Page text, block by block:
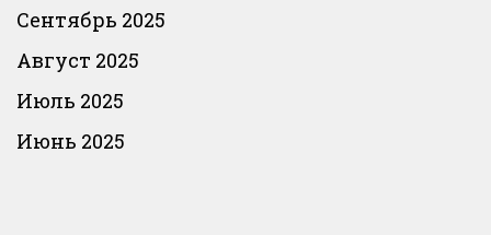
Сентябрь 2025
Август 2025
Июль 2025
Июнь 2025